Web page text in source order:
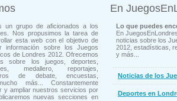
un grupo de aficionados a los
Nos propusimos la tarea de
esta web con el objetivo de
información sobre los Juegos
de Londres 2012. Ofrecemos
sobre los juegos, deportes,
medallero, reportajes,
de debate, encuestas,
más... Constantemente
y ampliar nuestros servicios por
nuevas secciones en
En
Lo que puedes
En
noticias sobre los
2012, estadísticas,
y más...
Noticias de los
Deportes en